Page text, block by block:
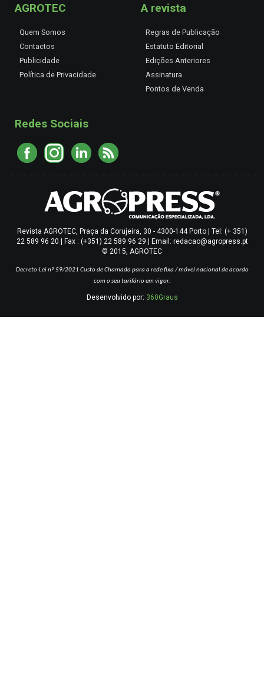
AGROTEC
Quem Somos
Contactos
Publicidade
Política de Privacidade
A revista
Regras de Publicação
Estatuto Editorial
Edições Anteriores
Assinatura
Pontos de Venda
Redes Sociais
Revista AGROTEC, Praça da Corujeira, 30 - 4300-144 Porto | Tel: (+ 351)
22 589 96 20 | Fax : (+351) 22 589 96 29 | Email: redacao@agropress.pt
© 2015, AGROTEC
Decreto-Lei nº 59/2021 Custo de Chamada para a rede fixa / móvel nacional de acordo
com o seu tarifário em vigor.
Desenvolvido por: 360Graus